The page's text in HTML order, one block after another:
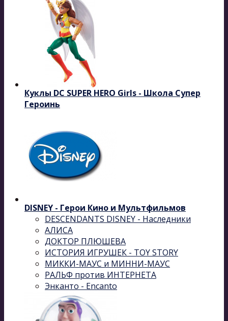
Куклы DC SUPER HERO Girls - Школа Супер
Героинь
DISNEY - Герои Кино и Мультфильмов
DESCENDANTS DISNEY - Наследники
АЛИСА
ДОКТОР ПЛЮШЕВА
ИСТОРИЯ ИГРУШЕК - TOY STORY
МИККИ-МАУС и МИННИ-МАУС
РАЛЬФ против ИНТЕРНЕТА
Энканто - Encanto